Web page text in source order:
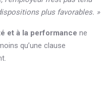
plus favorables. »
et à la performance ne
qu’une clause